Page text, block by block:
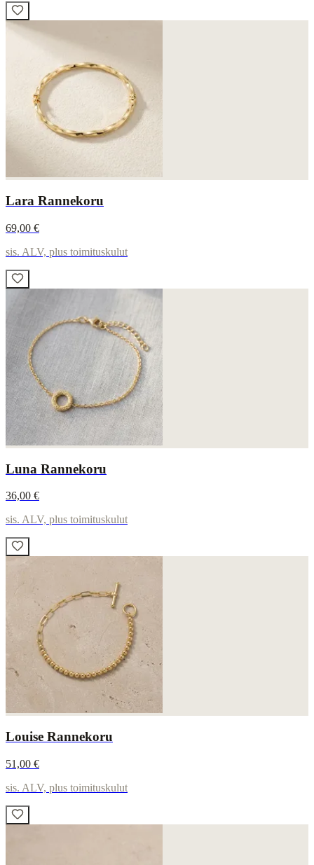
Lara Rannekoru
69,00 €
sis. ALV, plus toimituskulut
Luna Rannekoru
36,00 €
sis. ALV, plus toimituskulut
Louise Rannekoru
51,00 €
sis. ALV, plus toimituskulut